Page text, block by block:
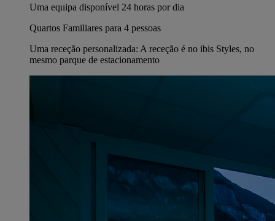
Uma equipa disponível 24 horas por dia
Quartos Familiares para 4 pessoas
Uma receção personalizada: A receção é no ibis Styles, no
mesmo parque de estacionamento